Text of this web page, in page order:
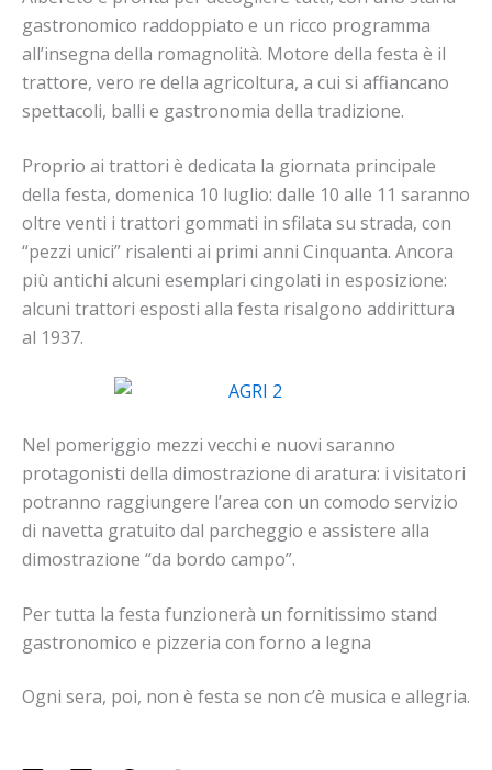
gastronomico raddoppiato e un ricco programma
all’insegna della romagnolità. Motore della festa è il
trattore, vero re della agricoltura, a cui si affiancano
spettacoli, balli e gastronomia della tradizione.
Proprio ai trattori è dedicata la giornata principale
della festa, domenica 10 luglio: dalle 10 alle 11 saranno
oltre venti i trattori gommati in sfilata su strada, con
“pezzi unici” risalenti ai primi anni Cinquanta. Ancora
più antichi alcuni esemplari cingolati in esposizione:
alcuni trattori esposti alla festa risalgono addirittura
al 1937.
Nel pomeriggio mezzi vecchi e nuovi saranno
protagonisti della dimostrazione di aratura: i visitatori
potranno raggiungere l’area con un comodo servizio
di navetta gratuito dal parcheggio e assistere alla
dimostrazione “da bordo campo”.
Per tutta la festa funzionerà un fornitissimo stand
gastronomico e pizzeria con forno a legna
Ogni sera, poi, non è festa se non c’è musica e allegria.